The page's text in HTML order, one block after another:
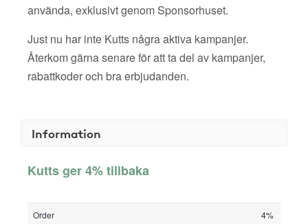
använda, exklusivt genom Sponsorhuset.
Just nu har inte Kutts några aktiva kampanjer.
Återkom gärna senare för att ta del av kampanjer,
rabattkoder och bra erbjudanden.
Information
Kutts ger 4% tillbaka
Order 4%